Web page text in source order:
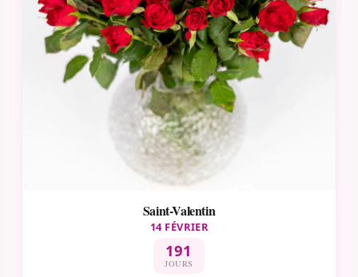
Saint-Valentin
14 FÉVRIER
191
JOURS